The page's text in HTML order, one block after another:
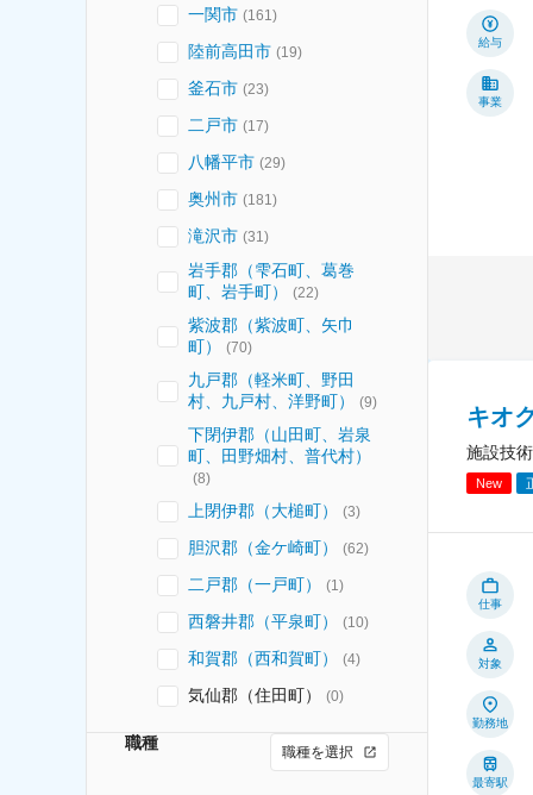
一関市 (161 )
陸前高田市 (19)
釜石市 (23)
二戸市 (17)
八幡平市 (29)
奥州市 (181 )
滝沢市 (31 )
岩手郡（雫石町、葛巻
町、岩手町）
(22)
紫波郡（紫波町、矢巾
町）
(70)
九戸郡（軽米町、野田
村、九戸村、洋野町）
(9)
下閉伊郡（山田町、岩泉
町、田野畑村、普代村）
(8)
上閉伊郡（大槌町） (3)
胆沢郡（金ケ崎町） (62)
二戸郡（一戸町） (1 )
西磐井郡（平泉町） (10)
和賀郡（西和賀町） (4)
気仙郡（住田町） (0)
職種 職種を選択
給与
事業
キオ
施設技
New
仕事
対象
勤務地
最寄駅